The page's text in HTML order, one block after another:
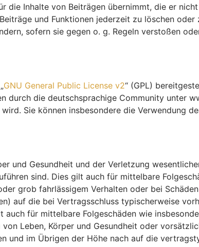
die Inhalte von Beiträgen übernimmt, die er
und Funktionen jederzeit zu löschen oder
sofern sie gegen o. g. Regeln verstoßen
GNU General Public License v2“ (GPL)
durch die deutschsprachige Community unter
Sie können insbesondere die Verwendung
und Gesundheit und der Verletzung
sind. Dies gilt auch für mittelbare
grob fahrlässigem Verhalten oder bei
auf die bei Vertragsschluss typischerweise
für mittelbare Folgeschäden wie
Leben, Körper und Gesundheit oder
und im Übrigen der Höhe nach auf die